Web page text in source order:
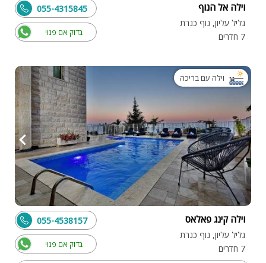
וילה אל הנוף
גליל עליון, נוף כנרת
7 חדרים
בדוק אם פנוי
055-4315845
וילה עם בריכה
וילה קינג פאלאס
גליל עליון, נוף כנרת
7 חדרים
בדוק אם פנוי
055-4538157